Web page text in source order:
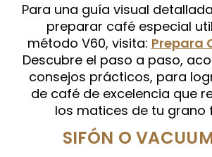
Para una guía visual
preparar café especial
método V60, visita: Prepara
Descubre el paso a paso,
consejos prácticos, para
de café de excelencia que
los matices de tu grano
SIFÓN O